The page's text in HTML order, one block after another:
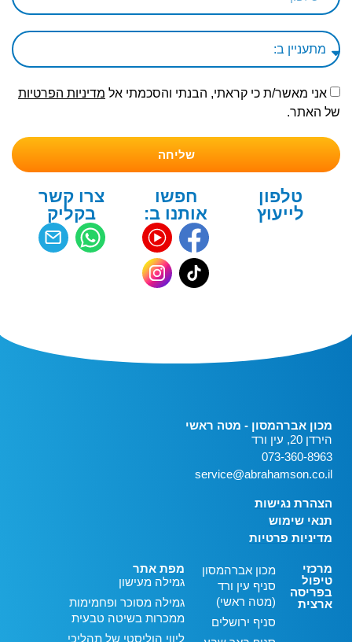
אני מאשר/ת כי קראתי, הבנתי והסכמתי אל מדיניות הפרטיות
של האתר.
שליחה
טלפון
לייעוץ
חפשו
אותנו ב:
צרו קשר
בקליק
מכון אברהמסון - מטה ראשי
הירדן 20, עין ורד
073-360-8963
service@abrahamson.co.il
הצהרת נגישות
תנאי שימוש
מדיניות פרטיות
מרכזי
טיפול
בפריסה
ארצית
מכון אברהמסון
סניף עין ורד
(מטה ראשי)
סניף ירושלים
מפת אתר
גמילה מעישון
גמילה מסוכר ופחמימות
ממכרות בשיטה טבעית
ליווי הוליסטי של תהליכי